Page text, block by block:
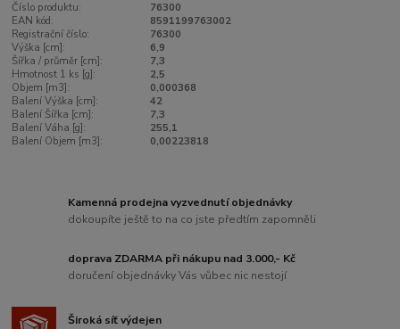
Číslo produktu:
76300
EAN kód:
8591199763002
Registrační číslo:
76300
Výška [cm]:
6,9
Šířka / průměr [cm]:
7,3
Hmotnost 1 ks [g]:
2,5
Objem [m3]:
0,000368
Balení Výška [cm]:
42
Balení Šířka [cm]:
7,3
Balení Váha [g]:
255,1
Balení Objem [m3]:
0,00223818
Kamenná prodejna vyzvednutí objednávky
dokoupíte ještě to na co jste předtím zapomněli
doprava ZDARMA při nákupu nad 3.000,- Kč
doručení objednávky Vás vůbec nic nestojí
Široká síť výdejen